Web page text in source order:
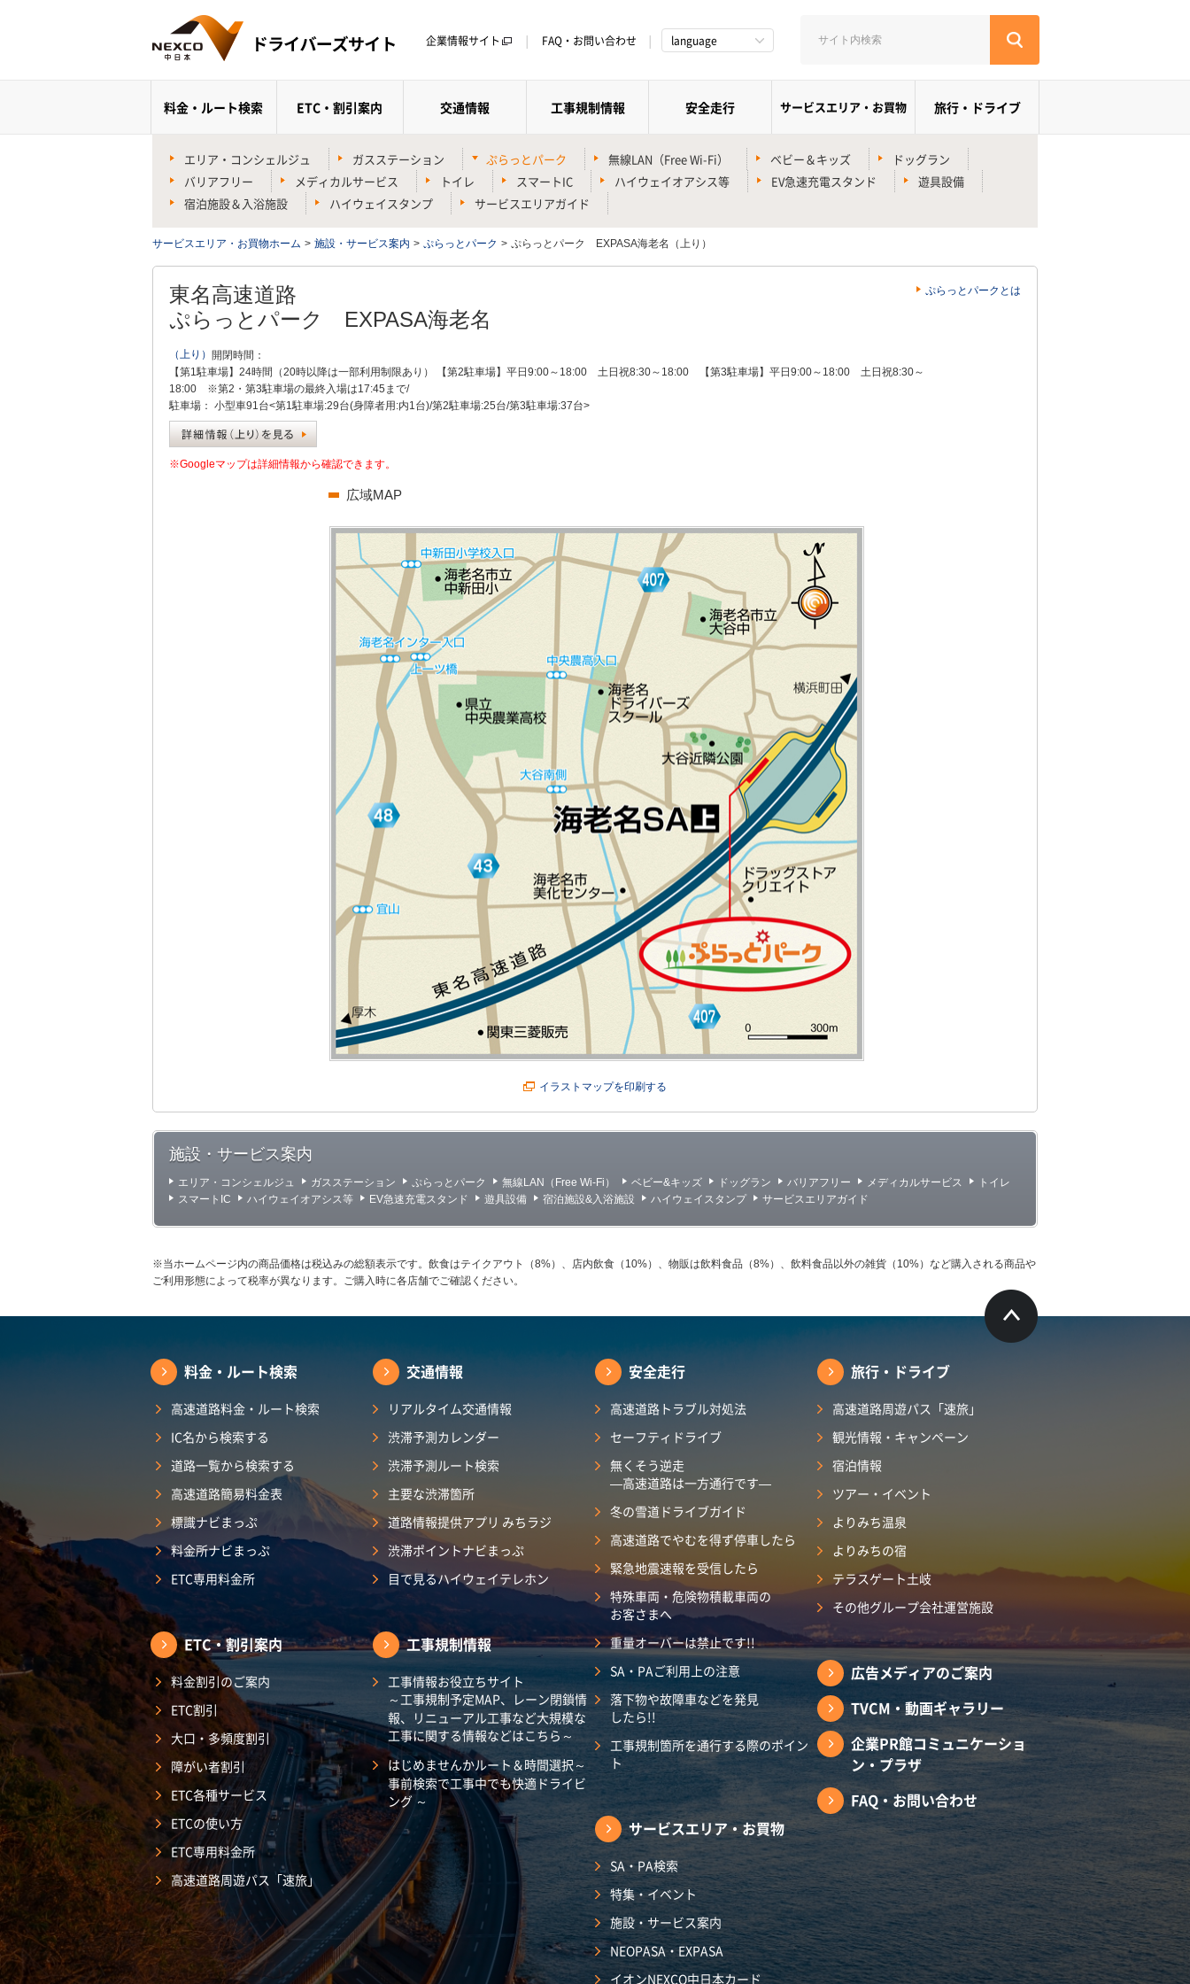
企業情報サイト FAQ・お問い合わせ language
料金・ルート検索 ETC・割引案内 交通情報 工事規制情報 安全走行 サービスエリア・お買物 旅行・ドライブ
エリア・コンシェルジュ ガスステーション ぷらっとパーク 無線LAN（Free Wi-Fi） ベビー＆キッズ
ドッグラン
バリアフリー
メディカルサービス トイレ スマートIC ハイウェイオアシス等 EV急速充電スタンド
遊具設備
宿泊施設＆入浴施設
ハイウェイスタンプ サービスエリアガイド
サービスエリア・お買物ホーム > 施設・サービス案内 > ぷらっとパーク > ぷらっとパーク EXPASA海老名（上り）
東名高速道路
ぷらっとパーク
EXPASA海老名
ぷらっとパークとは
（上り） 開閉時間：
【第1駐車場】24時間（20時以降は一部利用制限あり） 【第2駐車場】平日9:00～18:00 土日祝8:30～18:00 【第3駐車場】平日9:00～18:00 土日祝8:30～
18:00 ※第2・第3駐車場の最終入場は17:45まで/
駐車場： 小型車91台<第1駐車場:29台(身障者用:内1台)/第2駐車場:25台/第3駐車場:37台>
※Googleマップは詳細情報から確認できます。
広域MAP
イラストマップを印刷する
施設・サービス案内
エリア・コンシェルジュ ガスステーション ぷらっとパーク 無線LAN（Free Wi-Fi） ベビー&キッズ ドッグラン バリアフリー メディカルサービス
トイレ
スマートIC
ハイウェイオアシス等 EV急速充電スタンド 遊具設備 宿泊施設&入浴施設 ハイウェイスタンプ サービスエリアガイド
※当ホームページ内の商品価格は税込みの総額表示です。飲食はテイクアウト（8%）、店内飲食（10%）、物販は飲料食品（8%）、飲料食品以外の雑貨（10%）など購入される商品や
ご利用形態によって税率が異なります。ご購入時に各店舗でご確認ください。
料金・ルート検索
高速道路料金・ルート検索
IC名から検索する
道路一覧から検索する
高速道路簡易料金表
標識ナビまっぷ
料金所ナビまっぷ
ETC専用料金所
ETC・割引案内
料金割引のご案内
ETC割引
大口・多頻度割引
障がい者割引
ETC各種サービス
ETCの使い方
ETC専用料金所
高速道路周遊パス「速旅」
交通情報
リアルタイム交通情報
渋滞予測カレンダー
渋滞予測ルート検索
主要な渋滞箇所
道路情報提供アプリ みちラジ
渋滞ポイントナビまっぷ
目で見るハイウェイテレホン
工事規制情報
工事情報お役立ちサイト
～工事規制予定MAP、レーン閉鎖情
報、リニューアル工事など大規模な
工事に関する情報などはこちら～
はじめませんかルート＆時間選択～
事前検索で工事中でも快適ドライビ
ング ～
安全走行
高速道路トラブル対処法
セーフティドライブ
無くそう逆走
―高速道路は一方通行です―
冬の雪道ドライブガイド
高速道路でやむを得ず停車したら
緊急地震速報を受信したら
特殊車両・危険物積載車両の
お客さまへ
重量オーバーは禁止です!!
SA・PAご利用上の注意
落下物や故障車などを発見
したら!!
工事規制箇所を通行する際のポイン
ト
サービスエリア・お買物
SA・PA検索
特集・イベント
施設・サービス案内
NEOPASA・EXPASA
イオンNEXCO中日本カード
旅行・ドライブ
高速道路周遊パス「速旅」
観光情報・キャンペーン
宿泊情報
ツアー・イベント
よりみち温泉
よりみちの宿
テラスゲート土岐
その他グループ会社運営施設
広告メディアのご案内
TVCM・動画ギャラリー
企業PR館コミュニケーショ
ン・プラザ
FAQ・お問い合わせ